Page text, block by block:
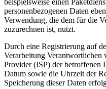
beispielsweise einen
personenbezogenen Daten
Verwendung, die dem für die
zuzurechnen ist, nutzt.
Durch eine Registrierung auf
Verarbeitung
Provider (ISP) der betroffenen
Datum sowie die Uhrzeit der
Speicherung dieser Daten